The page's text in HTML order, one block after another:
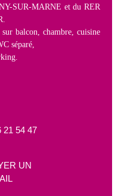
SUR-MARNE et du RER
balcon, chambre, cuisine
séparé,
21 54 47
UN